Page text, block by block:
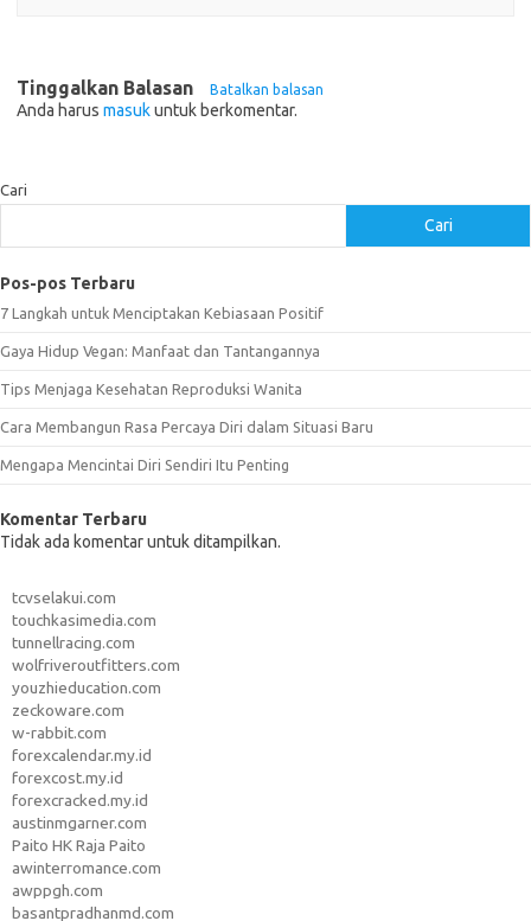
Tinggalkan Balasan Batalkan balasan
Anda harus masukuntuk berkomentar.
Cari
Cari
Pos-pos Terbaru
7 Langkah untuk Menciptakan Kebiasaan Positif
Gaya Hidup Vegan: Manfaat dan Tantangannya
Tips Menjaga Kesehatan Reproduksi Wanita
Cara Membangun Rasa Percaya Diri dalam Situasi Baru
Mengapa Mencintai Diri Sendiri Itu Penting
Komentar Terbaru
Tidak ada komentar untuk ditampilkan.
tcvselakui.com
touchkasimedia.com
tunnellracing.com
wolfriveroutfitters.com
youzhieducation.com
zeckoware.com
w-rabbit.com
forexcalendar.my.id
forexcost.my.id
forexcracked.my.id
austinmgarner.com
Paito HK Raja Paito
awinterromance.com
awppgh.com
basantpradhanmd.com